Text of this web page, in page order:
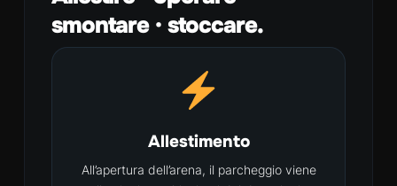
smontare · stoccare.
Allestimento
All’apertura dell’arena, il parcheggio viene